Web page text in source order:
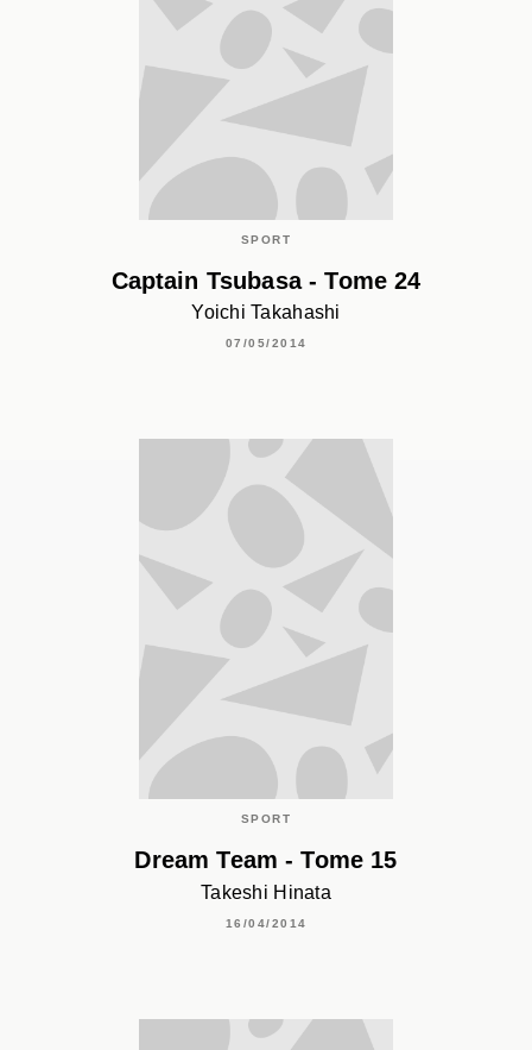
SPORT
Captain Tsubasa - Tome 24
Yoichi Takahashi
07/05/2014
SPORT
Dream Team - Tome 15
Takeshi Hinata
16/04/2014